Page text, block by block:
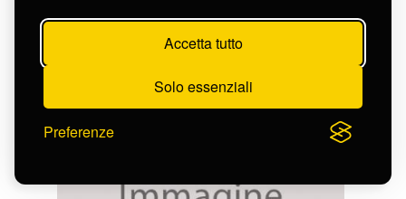
Accetta tutto
Solo essenziali
Preferenze